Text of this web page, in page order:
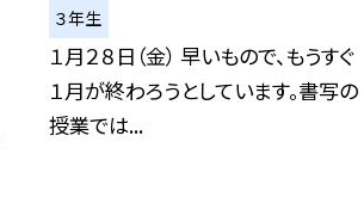
３年生
１月２８日（金） 早いもので、もうすぐ
１月が終わろうとしています。書写の
授業では...